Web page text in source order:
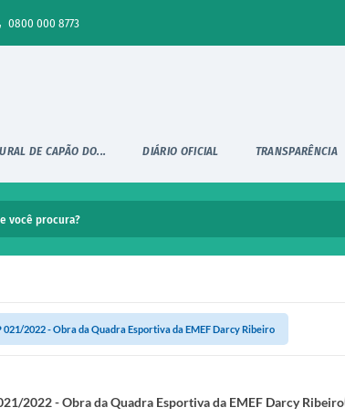
0800 000 8773
DE CAPÃO DO... DIÁRIO OFICIAL TRANSPARÊNCIA
021/2022 - Obra da Quadra Esportiva da EMEF Darcy Ribeiro
2022 - Obra da Quadra Esportiva da EMEF Darcy Ribeiro